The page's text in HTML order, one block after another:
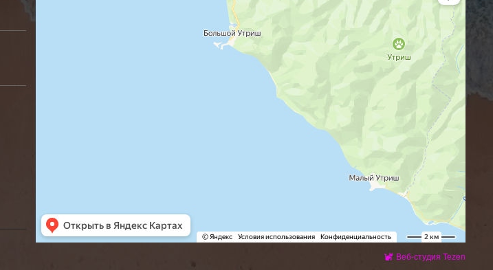
Веб-студия Tezen